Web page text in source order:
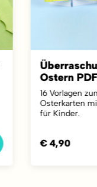
Ostern
16 Vorlagen
Osterkarten
für Kinder.
€ 4,90